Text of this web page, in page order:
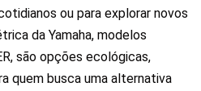
ou para explorar novos
da Yamaha, modelos
são opções ecológicas,
quem busca uma alternativa